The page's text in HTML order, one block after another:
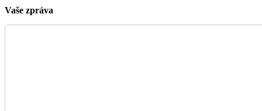
Vaše zpráva